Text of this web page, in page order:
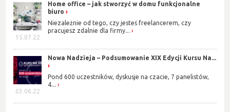
15.07.22
Home office – jak stworzyć w domu funkcjonalne
biuro
Niezależnie od tego, czy jesteś freelancerem, czy
pracujesz zdalnie dla firmy...
03.06.22
Nowa Nadzieja – Podsumowanie XIX Edycji Kursu Na...
Pond 600 uczestników, dyskusje na czacie, 7 panelistów,
4...